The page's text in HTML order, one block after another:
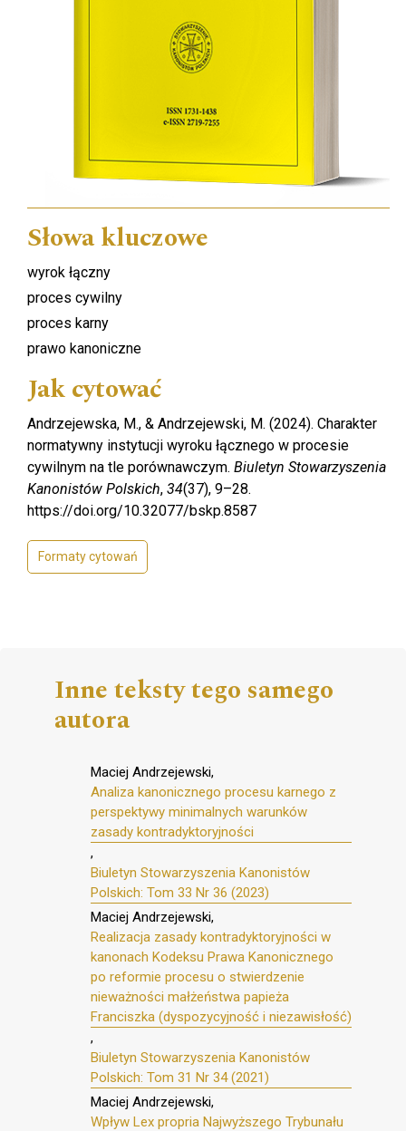
Słowa kluczowe
wyrok łączny
proces cywilny
proces karny
prawo kanoniczne
Jak cytować
Andrzejewska, M., & Andrzejewski, M. (2024). Charakter
normatywny instytucji wyroku łącznego w procesie
cywilnym na tle porównawczym. Biuletyn Stowarzyszenia
Kanonistów Polskich, 34(37), 9–28.
https://doi.org/10.32077/bskp.8587
Formaty cytowań
Inne teksty tego samego
autora
Maciej Andrzejewski,
Analiza kanonicznego procesu karnego z
perspektywy minimalnych warunków
zasady kontradyktoryjności
,
Biuletyn Stowarzyszenia Kanonistów
Polskich: Tom 33 Nr 36 (2023)
Maciej Andrzejewski,
Realizacja zasady kontradyktoryjności w
kanonach Kodeksu Prawa Kanonicznego
po reformie procesu o stwierdzenie
nieważności małżeństwa papieża
Franciszka (dyspozycyjność i niezawisłość)
,
Biuletyn Stowarzyszenia Kanonistów
Polskich: Tom 31 Nr 34 (2021)
Maciej Andrzejewski,
Wpływ Lex propria Najwyższego Trybunału